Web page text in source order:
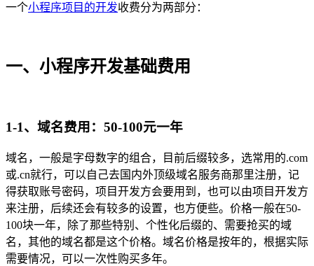
一个小程序项目的开发收费分为两部分：
一、小程序开发基础费用
1-1、域名费用：50-100元一年
域名，一般是字母数字的组合，目前后缀较多，选常用的.com
或.cn就行，可以自己去国内外顶级域名服务商那里注册，记
得获取账号密码，项目开发方会要用到，也可以由项目开发方
来注册，后续还会有较多的设置，也方便些。价格一般在50-
100块一年，除了那些特别、个性化后缀的、需要抢买的域
名，其他的域名都是这个价格。域名价格是按年的，根据实际
需要情况，可以一次性购买多年。